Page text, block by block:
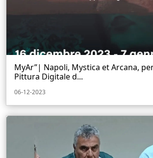
MyAr”| Napoli, Mystica et Arcana,
Pittura Digitale d...
06-12-2023